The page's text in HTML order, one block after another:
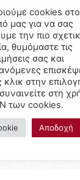
cookies
μας για να σας
την πιο
θυμόμαστε τις
σας και
κλικ στην
στη
των cookies.
Αποδοχή